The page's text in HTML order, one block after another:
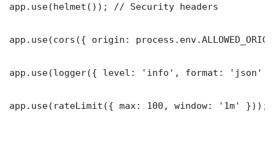
app.use(helmet()); // Security headers
app.use(cors({ origin:
app.use(logger({ level: 'info', format: 'json'
app.use(rateLimit({ max: 100, window: '1m' }));